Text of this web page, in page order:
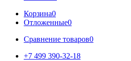
Корзина0
Отложенные0
Сравнение товаров0
+7 499 390-32-18